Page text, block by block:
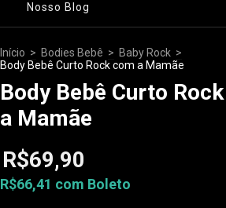
Nosso Blog
Início > Bodies Bebê > Baby Rock >
Body Bebê Curto Rock com a Mamãe
Body Bebê Curto
a Mamãe
R$69,90
R$66,41 com Boleto